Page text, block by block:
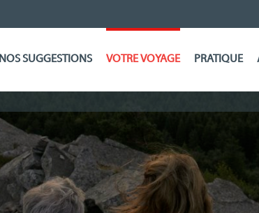
NOS SUGGESTIONS VOTRE VOYAGE PRATIQUE